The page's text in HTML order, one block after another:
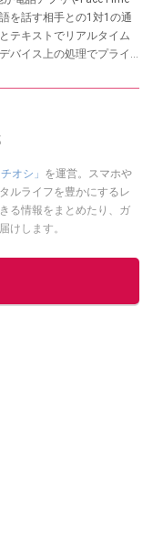
を話す相手との1対1の通
テキストでリアルタイム
バイス上の処理でプライ
オシ」 を運営。スマホや
ルライフを豊かにするレ
る情報をまとめたり、ガ
けします。
トの他の記事を読む